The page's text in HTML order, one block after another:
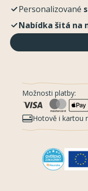
Personalizované
Nabídka šitá na
Možnosti platby:
Hotově i kartou